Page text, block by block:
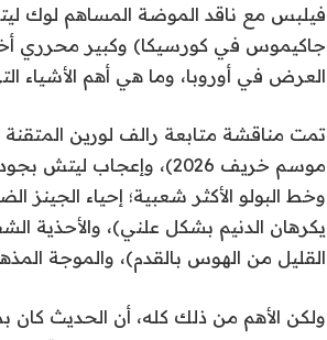
فيلبس مع ناقد الموضة المساهم لوك
جاكيموس في كورسيكا) وكبير محرري
العرض في أوروبا، وما هي أهم الأشياء التي
تمت مناقشة متابعة رالف لورين
موسم خريف 2026)، وإعجاب
وخط البولو الأكثر شعبية؛ إحياء
يكرهان الدنيم بشكل علني)، والأحذية
القليل من الهوس بالقدم)، والموجة
ولكن الأهم من ذلك كله، أن الحديث كان